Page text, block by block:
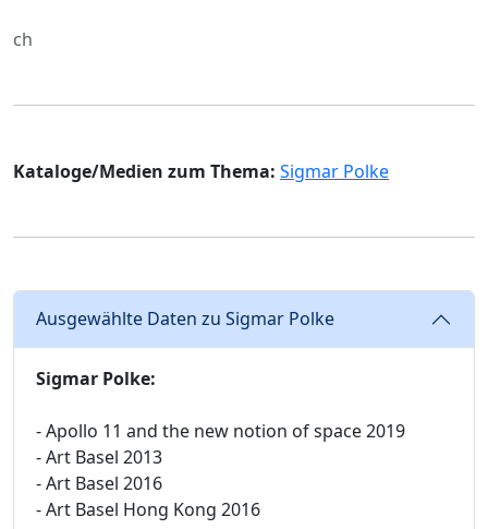
ch
Kataloge/Medien zum Thema: Sigmar Polke
Ausgewählte Daten zu Sigmar Polke
Sigmar Polke:
- Apollo 11 and the new notion of space 2019
- Art Basel 2013
- Art Basel 2016
- Art Basel Hong Kong 2016